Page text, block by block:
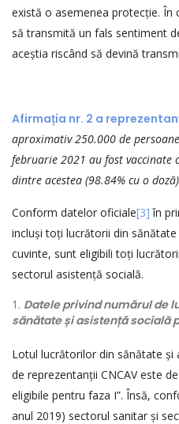
există o asemenea protecție. În
să transmită un fals sentiment
aceștia riscând să devină
Afirmația nr. 2 a reprezentan
aproximativ 250.000 de
februarie 2021 au fost vaccinate
dintre acestea (98.84% cu o
Conform datelor oficiale[3] în
incluși toți lucrătorii din
cuvinte, sunt eligibili toți
sectorul asistență socială.
Datele privind numărul de
sănătateși asistențăsocială
Lotul lucrătorilor din sănătate și
de reprezentanții CNCAV este
eligibile pentru faza I”. Însă,
anul 2019) sectorul sanitar și